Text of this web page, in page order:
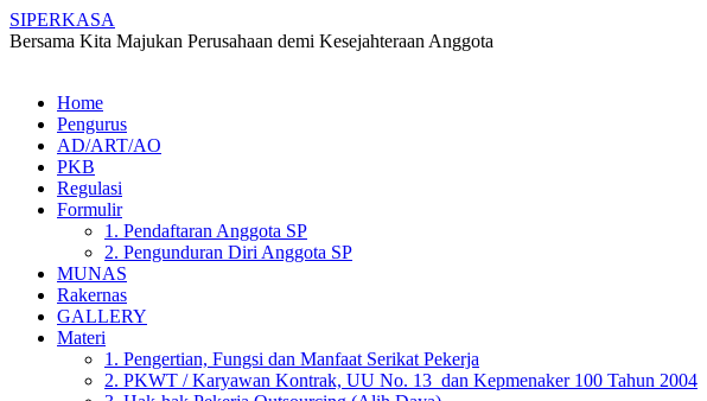
SIPERKASA
Bersama Kita Majukan Perusahaan demi Kesejahteraan Anggota
Skip
content
Home
Pengurus
AD/ART/AO
PKB
Regulasi
Formulir
1. Pendaftaran Anggota SP
2. Pengunduran Diri Anggota SP
MUNAS
Rakernas
GALLERY
Materi
1. Pengertian, Fungsi dan Manfaat Serikat Pekerja
2. PKWT / Karyawan Kontrak, UU No. 13 dan Kepmenaker 100 Tahun 2004